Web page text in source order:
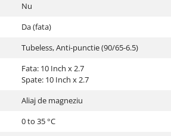
Nu
Da (fata)
Tubeless, Anti-punctie (90/65-6.5)
Fata: 10 Inch x 2.7
Spate: 10 Inch x 2.7
Aliaj de magneziu
0 to 35 °C